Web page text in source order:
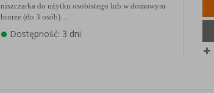
niszczarka do użytku osobistego lub w domowym
biurze (do 3 osób)…
Dostępność: 3 dni